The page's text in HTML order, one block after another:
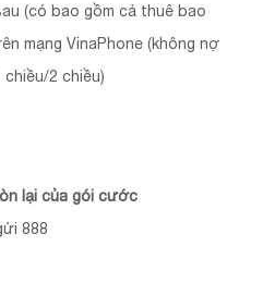
(có bao gồm cả thuê bao
mạng VinaPhone (không nợ
chiều/2 chiều)
lại của gói cước
888